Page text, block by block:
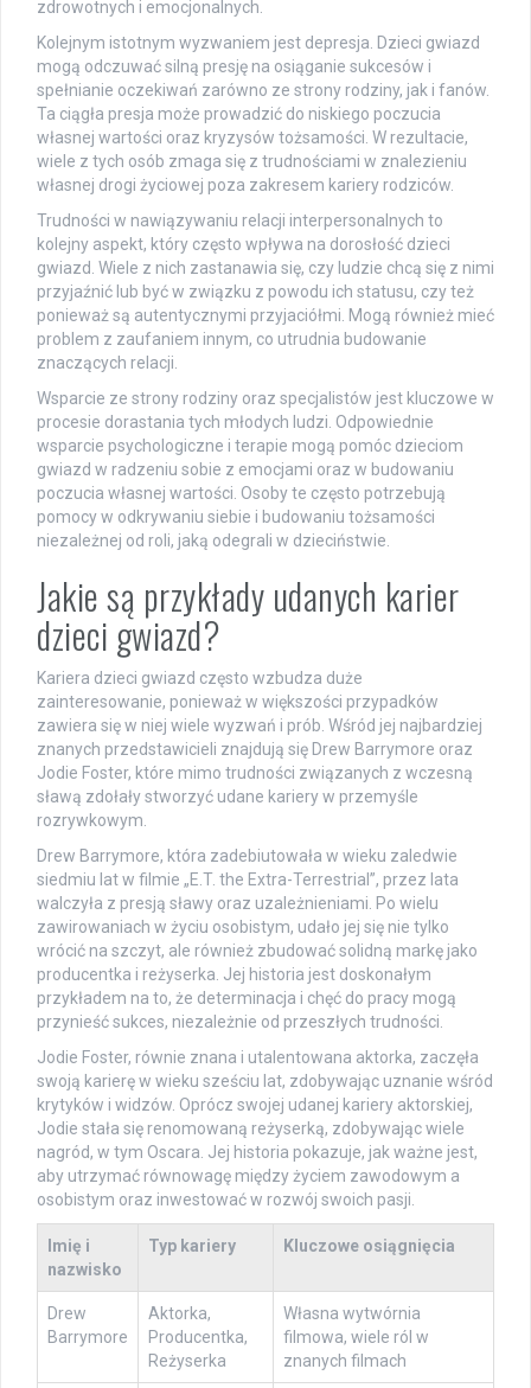
zdrowotnych i emocjonalnych.
Kolejnym istotnym wyzwaniem jest depresja. Dzieci gwiazd
mogą odczuwać silną presję na osiąganie sukcesów i
spełnianie oczekiwań zarówno ze strony rodziny, jak i fanów.
Ta ciągła presja może prowadzić do niskiego poczucia
własnej wartości oraz kryzysów tożsamości. W rezultacie,
wiele z tych osób zmaga się z trudnościami w znalezieniu
własnej drogi życiowej poza zakresem kariery rodziców.
Trudności w nawiązywaniu relacji interpersonalnych to
kolejny aspekt, który często wpływa na dorosłość dzieci
gwiazd. Wiele z nich zastanawia się, czy ludzie chcą się z nimi
przyjaźnić lub być w związku z powodu ich statusu, czy też
ponieważ są autentycznymi przyjaciółmi. Mogą również mieć
problem z zaufaniem innym, co utrudnia budowanie
znaczących relacji.
Wsparcie ze strony rodziny oraz specjalistów jest kluczowe w
procesie dorastania tych młodych ludzi. Odpowiednie
wsparcie psychologiczne i terapie mogą pomóc dzieciom
gwiazd w radzeniu sobie z emocjami oraz w budowaniu
poczucia własnej wartości. Osoby te często potrzebują
pomocy w odkrywaniu siebie i budowaniu tożsamości
niezależnej od roli, jaką odegrali w dzieciństwie.
Jakie są przykłady udanych karier
dzieci gwiazd?
Kariera dzieci gwiazd często wzbudza duże
zainteresowanie, ponieważ w większości przypadków
zawiera się w niej wiele wyzwań i prób. Wśród jej najbardziej
znanych przedstawicieli znajdują się Drew Barrymore oraz
Jodie Foster, które mimo trudności związanych z wczesną
sławą zdołały stworzyć udane kariery w przemyśle
rozrywkowym.
Drew Barrymore, która zadebiutowała w wieku zaledwie
siedmiu lat w filmie „E.T. the Extra-Terrestrial”, przez lata
walczyła z presją sławy oraz uzależnieniami. Po wielu
zawirowaniach w życiu osobistym, udało jej się nie tylko
wrócić na szczyt, ale również zbudować solidną markę jako
producentka i reżyserka. Jej historia jest doskonałym
przykładem na to, że determinacja i chęć do pracy mogą
przynieść sukces, niezależnie od przeszłych trudności.
Jodie Foster, równie znana i utalentowana aktorka, zaczęła
swoją karierę w wieku sześciu lat, zdobywając uznanie wśród
krytyków i widzów. Oprócz swojej udanej kariery aktorskiej,
Jodie stała się renomowaną reżyserką, zdobywając wiele
nagród, w tym Oscara. Jej historia pokazuje, jak ważne jest,
aby utrzymać równowagę między życiem zawodowym a
osobistym oraz inwestować w rozwój swoich pasji.
Imię i
nazwisko
Typ kariery Kluczowe osiągnięcia
Drew
Barrymore
Aktorka,
Producentka,
Reżyserka
Własna wytwórnia
filmowa, wiele ról w
znanych filmach